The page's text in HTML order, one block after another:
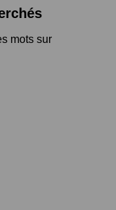
mots sur